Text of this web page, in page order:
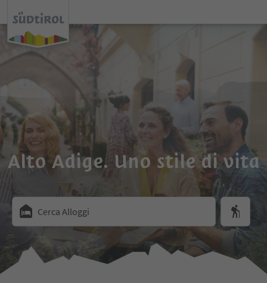
Alto Adige. Uno stile di vita
Cerca Alloggi